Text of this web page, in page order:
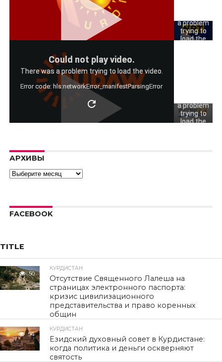
a problem
trying to
load the
Could not play video.
There was a problem trying to load the video.
Error code: hls:networkError_manifestParsingError
a problem
trying to
load the
АРХИВЫ
Архивы
FACEBOOK
TITLE
50
КУРДИСТАН
Отсутствие Священного Лалеша на
страницах электронного паспорта:
кризис цивилизационного
представительства и право коренных
общин
54
КУРДИСТАН
Езидский духовный совет в Курдистане:
когда политика и деньги оскверняют
святость